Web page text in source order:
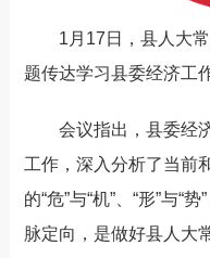
1月17日，县人大
题传达学习县委经济工
会议指出，县委经
工作，深入分析了当前
的“危”与“机”、“形”与“
脉定向，是做好县人大